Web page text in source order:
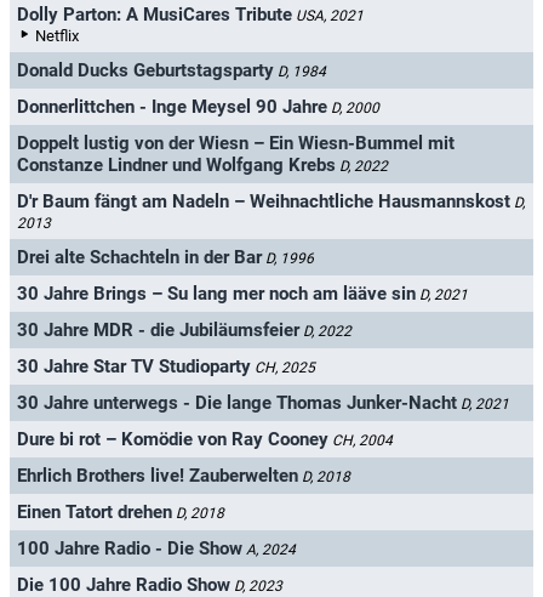
Dolly Parton: A MusiCares Tribute USA, 2021
Netflix
Donald Ducks Geburtstagsparty D, 1984
Donnerlittchen - Inge Meysel 90 Jahre D, 2000
Doppelt lustig von der Wiesn – Ein Wiesn-Bummel mit
Constanze Lindner und Wolfgang Krebs D, 2022
D'r Baum fängt am Nadeln – Weihnachtliche Hausmannskost D,
2013
Drei alte Schachteln in der Bar D, 1996
30 Jahre Brings – Su lang mer noch am lääve sin D, 2021
30 Jahre MDR - die Jubiläumsfeier D, 2022
30 Jahre Star TV Studioparty CH, 2025
30 Jahre unterwegs - Die lange Thomas Junker-Nacht D, 2021
Dure bi rot – Komödie von Ray Cooney CH, 2004
Ehrlich Brothers live! Zauberwelten D, 2018
Einen Tatort drehen D, 2018
100 Jahre Radio - Die Show A, 2024
Die 100 Jahre Radio Show D, 2023